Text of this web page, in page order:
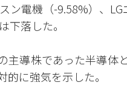
スン電機（-9.58%）、
下落した。
主導株であった半導体
に強気を示した。